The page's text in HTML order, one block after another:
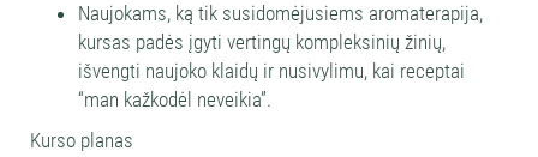
Naujokams, ką tik susidomėjusiems aromaterapija,
kursas padės įgyti vertingų kompleksinių žinių,
išvengti naujoko klaidų ir nusivylimu, kai receptai
“man kažkodėl neveikia”.
Kurso planas